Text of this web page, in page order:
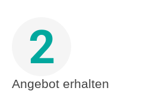
2
Angebot erhalten